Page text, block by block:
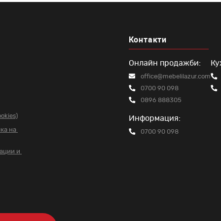
на
и
Контакти
Онлайн продажби:
office@mebelilazur.com
0700 90 098
0896 888305
Информация:
0700 90 098